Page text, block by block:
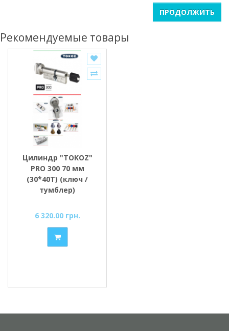
ПРОДОЛЖИТЬ
Рекомендуемые товары
Цилиндр "TOKOZ"
PRO 300 70 мм
(30*40T) (ключ /
тумблер)
6 320.00 грн.